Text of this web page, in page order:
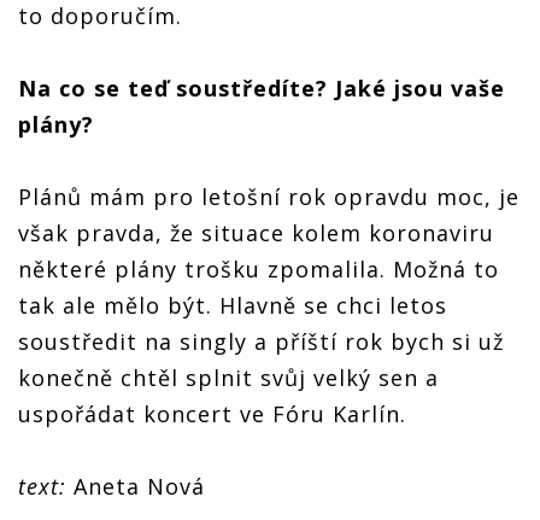
to doporučím.
Na co se teď soustředíte? Jaké jsou vaše
plány?
Plánů mám pro letošní rok opravdu moc, je
však pravda, že situace kolem koronaviru
některé plány trošku zpomalila. Možná to
tak ale mělo být. Hlavně se chci letos
soustředit na singly a příští rok bych si už
konečně chtěl splnit svůj velký sen a
uspořádat koncert ve Fóru Karlín.
text: Aneta Nová